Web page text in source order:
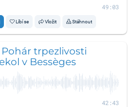
49:03
Líbí se Vložit Stáhnout
Pohár trpezlivosti
v Bessèges
42:43